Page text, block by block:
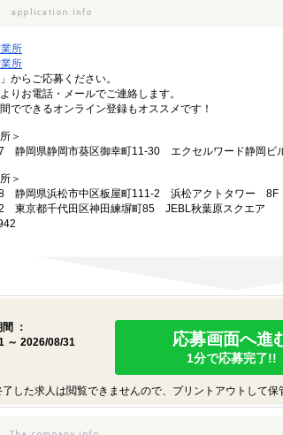
所
所
からご応募ください。
りお電話・メールでご連絡します。
でできるオンライン登録もオススメです！
＞
静岡県静岡市葵区御幸町11-30 エクセルワード静岡
＞
静岡県浜松市中区板屋町111-2 浜松アクトタワー 8F
東京都千代田区神田練塀町85 JEBL秋葉原スクエア
：
～ 2026/08/31
応募画面へ進
1分で応募完了!!
した求人は閲覧できませんので、プリントアウトして保